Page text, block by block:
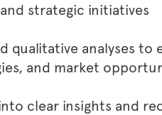
strategic initiatives
qualitative analyses to
and market
clear insights and